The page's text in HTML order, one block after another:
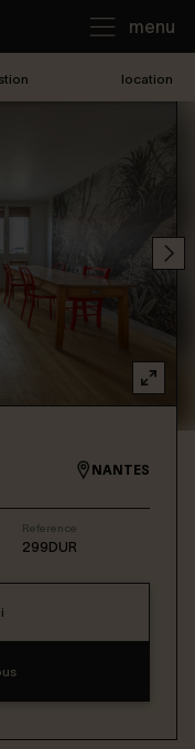
menu
location
NANTES
Reference
299DUR